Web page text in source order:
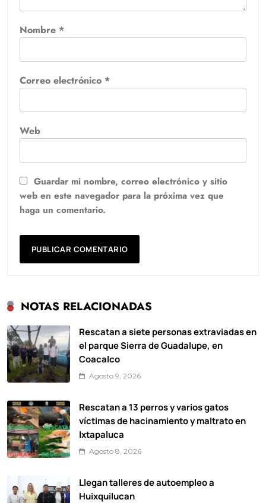
Nombre *
Correo electrónico *
Web
Guardar mi nombre, correo electrónico y sitio
web en este navegador para la próxima vez que
haga un comentario.
NOTAS RELACIONADAS
Rescatan a siete personas extraviadas en
el parque Sierra de Guadalupe, en
Coacalco
Agosto 9, 2026
Rescatan a 13 perros y varios gatos
víctimas de hacinamiento y maltrato en
Ixtapaluca
Agosto 8, 2026
Llegan talleres de autoempleo a
Huixquilucan